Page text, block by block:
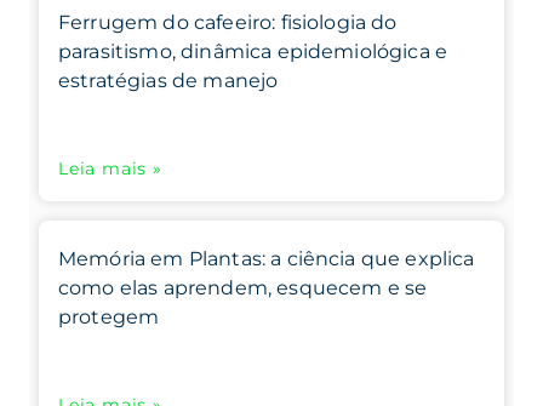
Ferrugem do cafeeiro: fisiologia do
parasitismo, dinâmica epidemiológica e
estratégias de manejo
Leia mais »
Memória em Plantas: a ciência que explica
como elas aprendem, esquecem e se
protegem